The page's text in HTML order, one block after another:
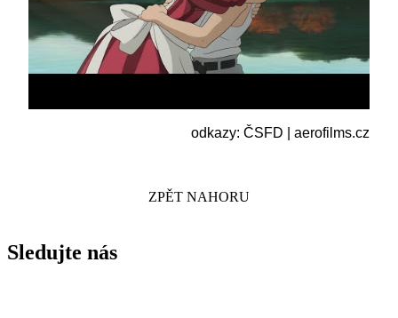
odkazy: ČSFD aerofilms.cz
ZPĚT NAHORU
Sledujte nás